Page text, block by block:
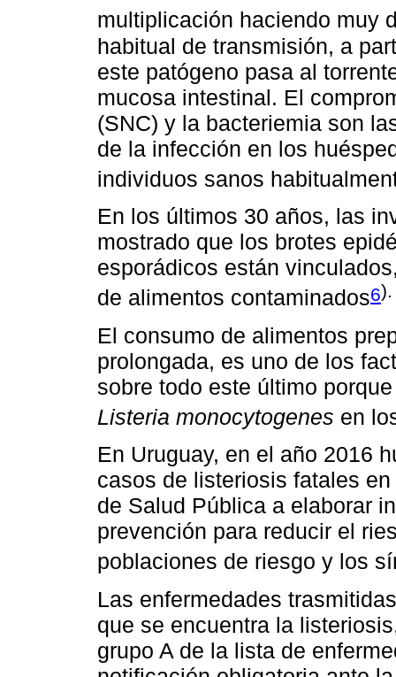
multiplicación haciendo muy
habitual de transmisión, a
este patógeno pasa al
mucosa intestinal. El
(SNC) y la bacteriemia son
de la infección en los
individuos sanos
En los últimos 30 años, las
mostrado que los brotes
esporádicos están
de alimentos contaminados6).
El consumo de alimentos
prolongada, es uno de los
sobre todo este último
Listeria monocytogenes en
En Uruguay, en el año 2016
casos de listeriosis fatales
de Salud Pública a elaborar
prevención para reducir el
poblaciones de riesgo y los
Las enfermedades
que se encuentra la
grupo A de la lista de